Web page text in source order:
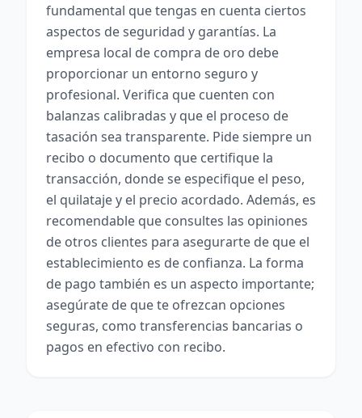
fundamental que tengas en cuenta ciertos
aspectos de seguridad y garantías. La
empresa local de compra de oro debe
proporcionar un entorno seguro y
profesional. Verifica que cuenten con
balanzas calibradas y que el proceso de
tasación sea transparente. Pide siempre un
recibo o documento que certifique la
transacción, donde se especifique el peso,
el quilataje y el precio acordado. Además, es
recomendable que consultes las opiniones
de otros clientes para asegurarte de que el
establecimiento es de confianza. La forma
de pago también es un aspecto importante;
asegúrate de que te ofrezcan opciones
seguras, como transferencias bancarias o
pagos en efectivo con recibo.